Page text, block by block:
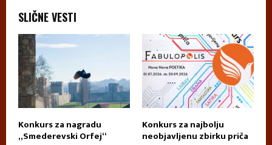
SLIČNE VESTI
Konkurs za nagradu
„Smederevski Orfej“
Konkurs za najbolju
neobjavljenu zbirku priča